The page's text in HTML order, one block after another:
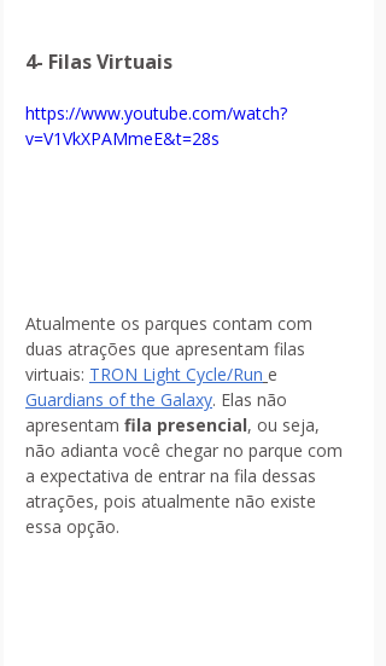
4- Filas Virtuais
https://www.youtube.com/watch?
v=V1VkXPAMmeE&t=28s
Atualmente os parques contam com
duas atrações que apresentam filas
virtuais: TRON Light Cycle/Run e
Guardians of the Galaxy. Elas não
apresentam fila presencial, ou seja,
não adianta você chegar no parque com
a expectativa de entrar na fila dessas
atrações, pois atualmente não existe
essa opção.